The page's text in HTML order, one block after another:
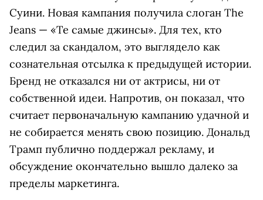
Суини. Новая кампания получила слоган The
Jeans — «Те самые джинсы». Для тех, кто
следил за скандалом, это выглядело как
сознательная отсылка к предыдущей истории.
Бренд не отказался ни от актрисы, ни от
собственной идеи. Напротив, он показал, что
считает первоначальную кампанию удачной и
не собирается менять свою позицию. Дональд
Трамп публично поддержал рекламу, и
обсуждение окончательно вышло далеко за
пределы маркетинга.